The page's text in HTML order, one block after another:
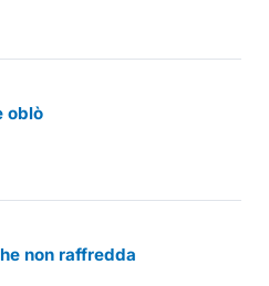
oblò
non raffredda